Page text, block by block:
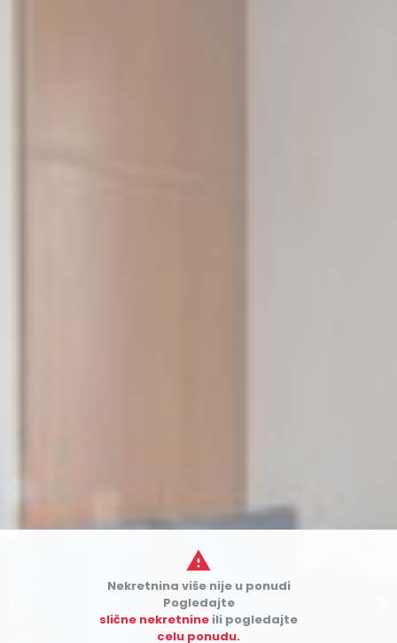

Nekretnina više nije u ponudi
Pogledajte
slične nekretnine ili pogledajte
celu ponudu.